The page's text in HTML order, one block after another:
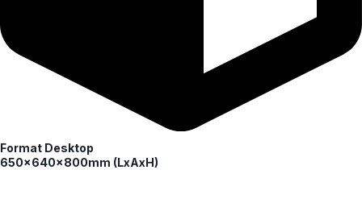
Format Desktop
650x640x800mm (LxAxH)